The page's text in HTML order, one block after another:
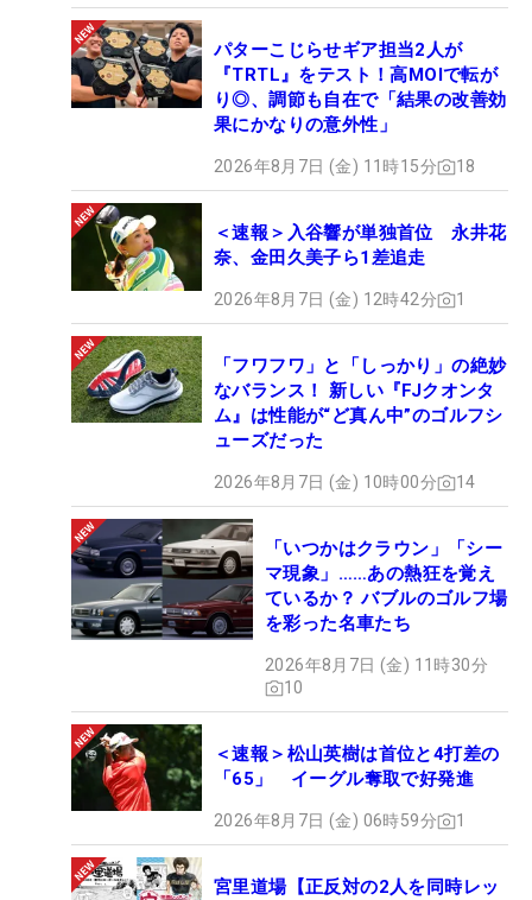
パターこじらせギア担当2人が
『TRTL』をテスト！高MOIで転が
り◎、調節も自在で「結果の改善効
果にかなりの意外性」
2026年8月7日 (金) 11時15分 18
＜速報＞入谷響が単独首位 永井花
奈、金田久美子ら1差追走
2026年8月7日 (金) 12時42分 1
「フワフワ」と「しっかり」の絶妙
なバランス！ 新しい『FJクオンタ
ム』は性能が“ど真ん中”のゴルフシ
ューズだった
2026年8月7日 (金) 10時00分 14
「いつかはクラウン」「シー
マ現象」……あの熱狂を覚え
ているか？ バブルのゴルフ場
を彩った名車たち
2026年8月7日 (金) 11時30分
10
＜速報＞松山英樹は首位と4打差の
「65」 イーグル奪取で好発進
2026年8月7日 (金) 06時59分 1
宮里道場【正反対の2人を同時レッ